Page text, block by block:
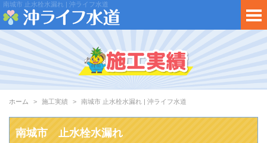
南城市 止水栓水漏れ | 沖ライフ水道
ホーム 施工実績 南城市 止水栓水漏れ | 沖ライフ水道
南城市 止水栓水漏れ